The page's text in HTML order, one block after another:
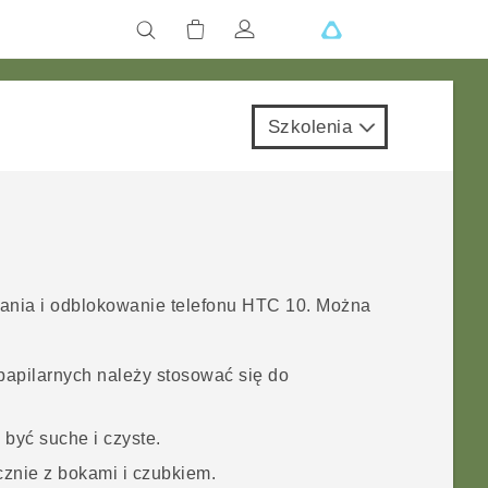
Szkolenia
i odblokowanie telefonu HTC 10. Można
należy stosować się do
suche i czyste.
z bokami i czubkiem.